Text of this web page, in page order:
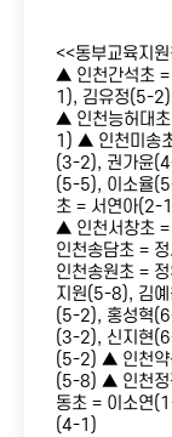
<<동부교육지
▲ 인천간석초
1), 김유정(5-
▲ 인천능허대
1) ▲ 인천미송
(3-2), 권가윤
(5-5), 이소율
초 = 서연아(2-
▲ 인천서창초
인천송담초 =
인천송원초 =
지원(5-8), 김
(5-2), 홍성혁
(3-2), 신지현
(5-2) ▲ 인천약
(5-8) ▲ 인천정
동초 = 이소연
(4-1)